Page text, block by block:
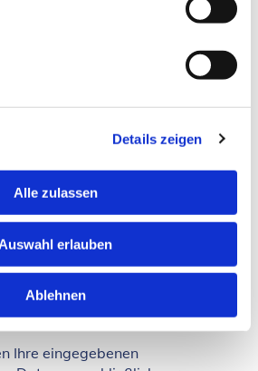
Details zeigen
Alle zulassen
Auswahl erlauben
Ablehnen
und Zahlung per
Paypal
Ihre eingegebenen